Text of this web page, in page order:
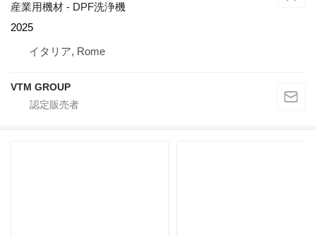
産業用機材 - DPF洗浄機
2025
イタリア, Rome
VTM GROUP